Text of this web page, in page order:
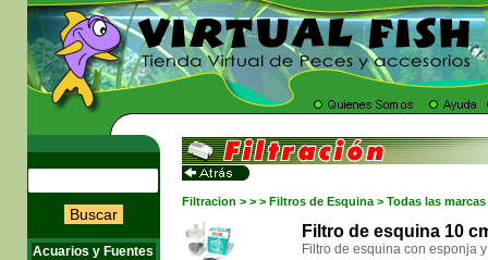
Buscar
Acuarios y Fuentes
Filtracion > > > Filtros de Esquina > Todas las marcas
Filtro de esquina 10
Filtro de esquina con esponja